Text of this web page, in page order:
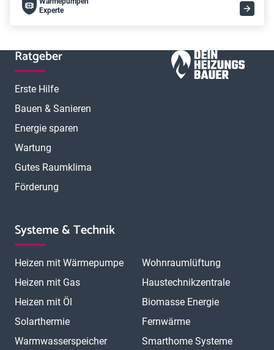
Experte
Ratgeber
Erste Hilfe
Bauen & Sanieren
Energie sparen
Wartung
Gutes Raumklima
Förderung
Systeme & Technik
Heizen mit Wärmepumpe
Heizen mit Gas
Heizen mit Öl
Solarthermie
Warmwasserspeicher
Wohnraumlüftung
Haustechnikzentrale
Biomasse Energie
Fernwärme
Smarthome Systeme